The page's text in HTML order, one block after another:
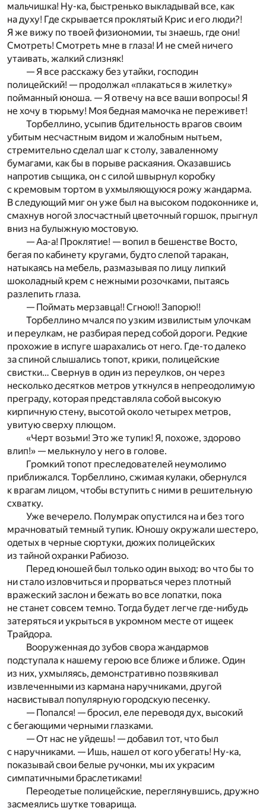
мальчишка! Ну-ка, быстренько выкладывай все, как
на духу! Где скрывается проклятый Крис и его люди?!
Я же вижу по твоей физиономии, ты знаешь, где они!
Смотреть! Смотреть мне в глаза! И не смей ничего
утаивать, жалкий слизняк!
— Я все расскажу без утайки, господин
полицейский! — продолжал «плакаться в жилетку»
пойманный юноша. — Я отвечу на все ваши вопросы! Я
не хочу в тюрьму! Моя бедная мамочка не переживет!
Торбеллино, усыпив бдительность врагов своим
убитым несчастным видом и жалобным нытьем,
стремительно сделал шаг к столу, заваленному
бумагами, как бы в порыве раскаяния. Оказавшись
напротив сыщика, он с силой швырнул коробку
с кремовым тортом в ухмыляющуюся рожу жандарма.
В следующий миг он уже был на высоком подоконнике и,
смахнув ногой злосчастный цветочный горшок, прыгнул
вниз на булыжную мостовую.
— Аа-а! Проклятие! — вопил в бешенстве Восто,
бегая по кабинету кругами, будто слепой таракан,
натыкаясь на мебель, размазывая по лицу липкий
шоколадный крем с нежными розочками, пытаясь
разлепить глаза.
— Поймать мерзавца!! Сгною!! Запорю!!
Торбеллино мчался по узким извилистым улочкам
и переулкам, не разбирая перед собой дороги. Редкие
прохожие в испуге шарахались от него. Где-то далеко
за спиной слышались топот, крики, полицейские
свистки… Свернув в один из переулков, он через
несколько десятков метров уткнулся в непреодолимую
преграду, которая представляла собой высокую
кирпичную стену, высотой около четырех метров,
увитую сверху плющом.
«Черт возьми! Это же тупик! Я, похоже, здорово
влип!» — мелькнуло у него в голове.
Громкий топот преследователей неумолимо
приближался. Торбеллино, сжимая кулаки, обернулся
к врагам лицом, чтобы вступить с ними в решительную
схватку.
Уже вечерело. Полумрак опустился на и без того
мрачноватый темный тупик. Юношу окружали шестеро,
одетых в черные сюртуки, дюжих полицейских
из тайной охранки Рабиозо.
Перед юношей был только один выход: во что бы то
ни стало изловчиться и прорваться через плотный
вражеский заслон и бежать во все лопатки, пока
не станет совсем темно. Тогда будет легче где-нибудь
затеряться и укрыться в укромном месте от ищеек
Трайдора.
Вооруженная до зубов свора жандармов
подступала к нашему герою все ближе и ближе. Один
из них, ухмыляясь, демонстративно позвякивал
извлеченными из кармана наручниками, другой
насвистывал популярную городскую песенку.
— Попался! — бросил, еле переводя дух, высокий
с бегающими черными глазками.
— От нас не уйдешь! — добавил тот, что был
с наручниками. — Ишь, нашел от кого убегать! Ну-ка,
показывай свои белые ручонки, мы их украсим
симпатичными браслетиками!
Переодетые полицейские, переглянувшись, дружно
засмеялись шутке товарища.